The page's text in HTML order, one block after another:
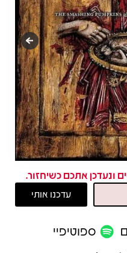
ונעדכן אתכם כשיחזור.
ספוטיפיי